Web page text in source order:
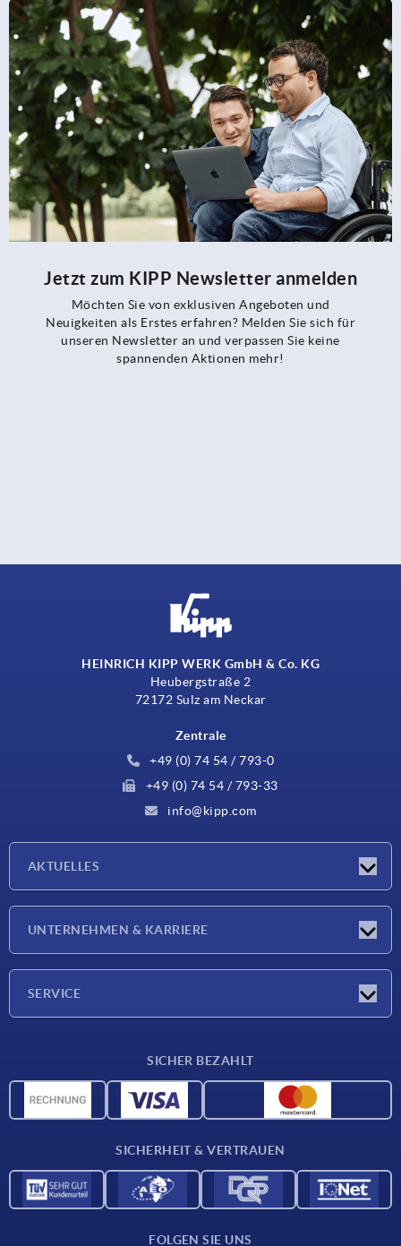
Jetzt zum KIPP Newsletter anmelden
Möchten Sie von exklusiven Angeboten und
Neuigkeiten als Erstes erfahren? Melden Sie sich für
unseren Newsletter an und verpassen Sie keine
spannenden Aktionen mehr!
HEINRICH KIPP WERK GmbH & Co. KG
Heubergstraße 2
72172 Sulz am Neckar
Zentrale
+49 (0) 74 54 / 793-0
+49 (0) 74 54 / 793-33
info@kipp.com
AKTUELLES
Presseberichte
UNTERNEHMEN & KARRIERE
SERVICE
Werkstoffübersicht
SICHER BEZAHLT
SICHERHEIT & VERTRAUEN
FOLGEN SIE UNS